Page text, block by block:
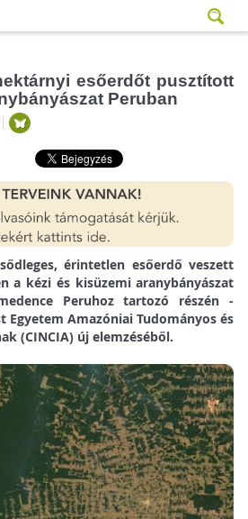
esőerdőt pusztított
Peruban
érintetlen esőerdő veszett
a kézi és kisüzemi aranybányászat
Peruhoz tartozó részén -
Egyetem Amazóniai Tudományos és
(CINCIA) új elemzéséből.